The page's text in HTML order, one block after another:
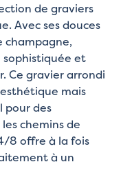
de graviers
Avec ses douces
champagne,
et
Ce gravier arrondi
mais
pour des
chemins de
8 offre à la fois
à un